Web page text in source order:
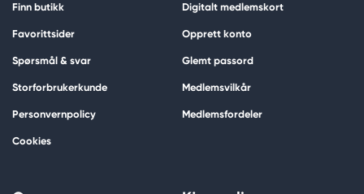
Finn butikk
Favorittsider
Spørsmål & svar
Storforbrukerkunde
Personvernpolicy
Cookies
Digitalt medlemskort
Opprett konto
Glemt passord
Medlemsvilkår
Medlemsfordeler